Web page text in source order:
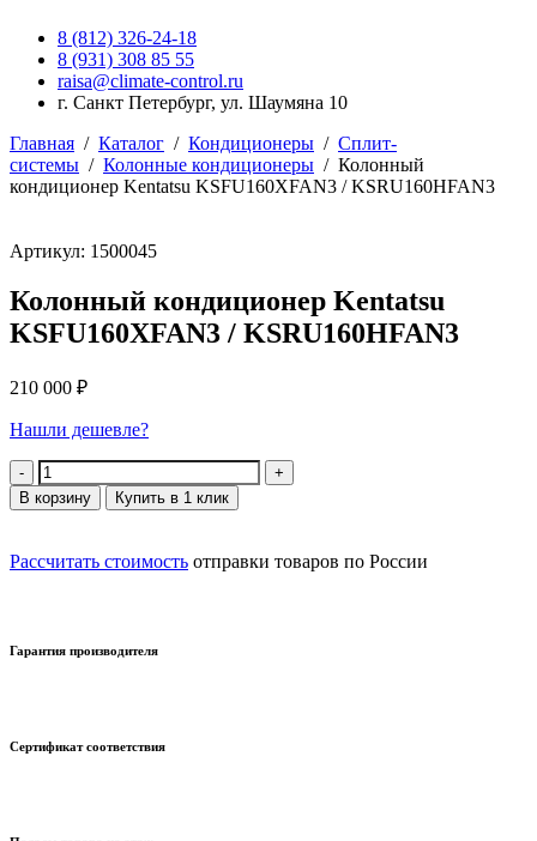
8 (812) 326-24-18
8 (931) 308 85 55
raisa@climate-control.ru
г. Санкт Петербург, ул. Шаумяна 10
Главная / Каталог / Кондиционеры / Сплит-
системы / Колонные кондиционеры / Колонный
кондиционер Kentatsu KSFU160XFAN3 / KSRU160HFAN3
Артикул: 1500045
Колонный кондиционер Kentatsu
KSFU160XFAN3 / KSRU160HFAN3
210 000 ₽
Нашли дешевле?
Количество
В корзину Купить в 1 клик
Рассчитать стоимость отправки товаров по России
Гарантия производителя
Сертификат соответствия